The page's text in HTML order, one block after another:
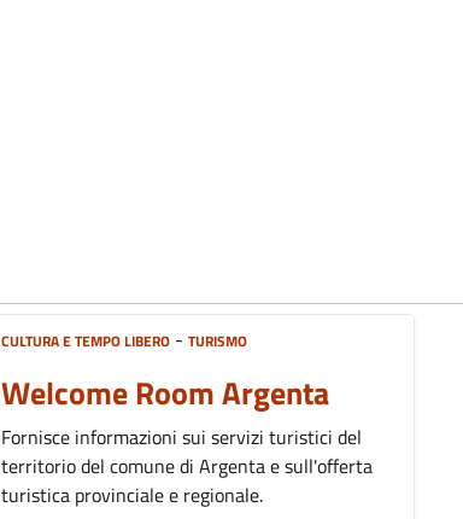
CULTURA E TEMPO LIBERO - TURISMO
Welcome Room Argenta
Fornisce informazioni sui servizi turistici del
territorio del comune di Argenta e sull'offerta
turistica provinciale e regionale.